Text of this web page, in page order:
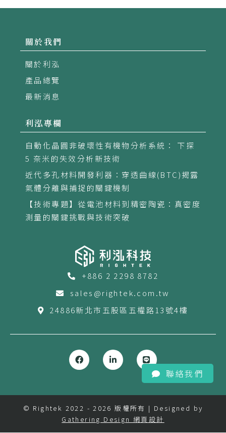
聯絡我們
關於我們
關於利泓
產品總覽
最新消息
利泓專欄
自動化晶圓非破壞性有機物分析系統： 下探
5 奈米的失效分析新技術
近代多孔材料開發利器：穿透曲線(BTC)揭露
氣體分離與捕捉的關鍵機制
【技術專題】從電池材料到精密陶瓷：真密度
測量的關鍵挑戰與技術突破
+886 2 2298 8782
sales@rightek.com.tw
24886新北市五股區五權路13號4樓
© Rightek 2022 - 2026 版權所有 | Designed by
Gathering Design 網頁設計